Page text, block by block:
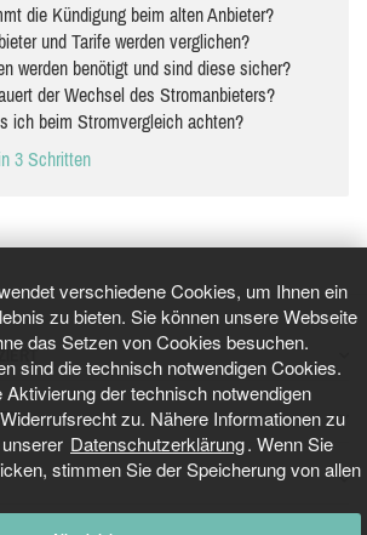
verschiedene Cookies, um Ihnen ein
zu bieten. Sie können unsere Webseite
das Setzen von Cookies besuchen.
sind die technisch notwendigen Cookies.
Aktivierung der technisch notwendigen
zu. Nähere Informationen zu
Datenschutzerklärung. Wenn Sie
stimmen Sie der Speicherung von allen
die Kündigung beim alten Anbieter?
und Tarife werden verglichen?
werden benötigt und sind diese sicher?
der Wechsel des Stromanbieters?
ich beim Stromvergleich achten?
3 Schritten